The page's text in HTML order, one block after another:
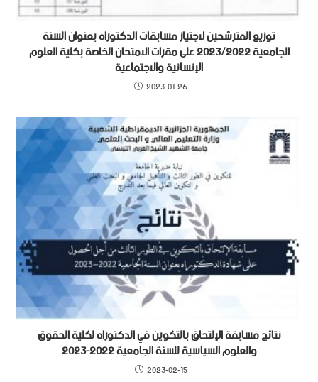
توزيع المترشحين لاجتياز مسابقات الدكتوراه بعنوان السنة
الجامعية 2023/2022 على مقرات الامتحان الخاصة بكلية العلوم
الإنسانية والاجتماعية
2023-01-26
نتائج مسابقة الإلتحاق بالتكوين في الدكتوراه لكلية الحقوق
والعلوم السياسية للسنة الجامعية 2022-2023
2023-02-15